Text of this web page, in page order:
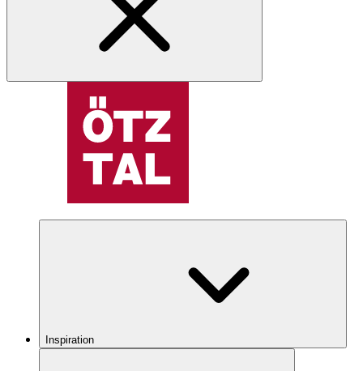
Inspiration